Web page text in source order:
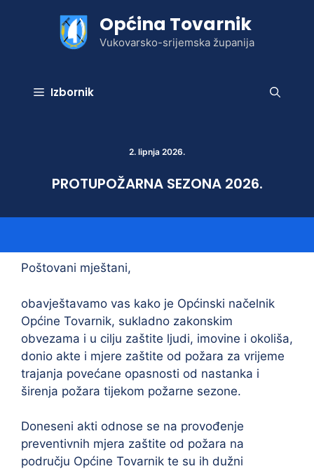
Općina Tovarnik
Vukovarsko-srijemska županija
Izbornik
2. lipnja 2026.
PROTUPOŽARNA SEZONA 2026.
Poštovani mještani,
obavještavamo vas kako je Općinski načelnik
Općine Tovarnik, sukladno zakonskim
obvezama i u cilju zaštite ljudi, imovine i okoliša,
donio akte i mjere zaštite od požara za vrijeme
trajanja povećane opasnosti od nastanka i
širenja požara tijekom požarne sezone.
Doneseni akti odnose se na provođenje
preventivnih mjera zaštite od požara na
području Općine Tovarnik te su ih dužni